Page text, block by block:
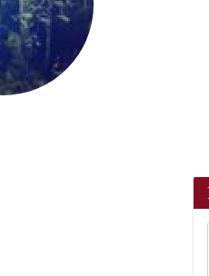
HuurwoningenLeeuwarden
/ Huurwoningen in
veelgestelde vragen